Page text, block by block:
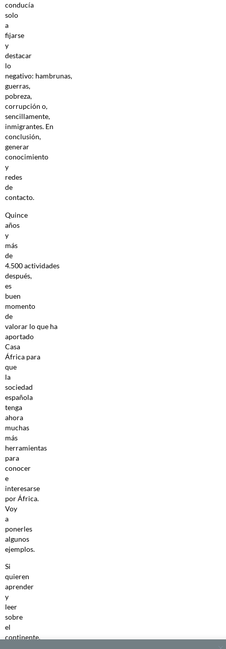
conducía
solo
a
fijarse
y
destacar
lo
negativo: hambrunas,
guerras,
pobreza,
corrupción o,
sencillamente,
inmigrantes. En
conclusión,
generar
conocimiento
y
redes
de
contacto.
Quince
años
y
más
de
4.500 actividades
después,
es
buen
momento
de
valorar lo que ha
aportado
Casa
África para
que
la
sociedad
española
tenga
ahora
muchas
más
herramientas
para
conocer
e
interesarse
por África.
Voy
a
ponerles
algunos
ejemplos.
Si
quieren
aprender
y
leer
sobre
el
continente,